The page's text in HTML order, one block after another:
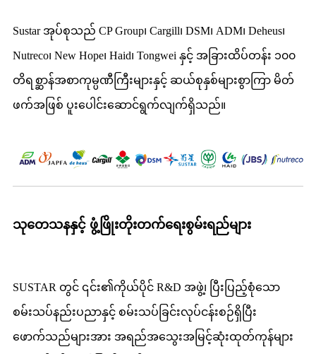
Sustar အုပ်စုသည် CP Group၊ Cargill၊ DSM၊ ADM၊ Deheus၊
Nutreco၊ New Hope၊ Haid၊ Tongwei နှင့် အခြားထိပ်တန်း ၁၀၀
တိရစ္ဆာန်အစာကုမ္ပဏီကြီးများနှင့် ဆယ်စုနှစ်များစွာကြာ မိတ်
ဖက်အဖြစ် ပူးပေါင်းဆောင်ရွက်လျက်ရှိသည်။
သုတေသနနှင့် ဖွံ့ဖြိုးတိုးတက်ရေးစွမ်းရည်များ
SUSTAR တွင် ၎င်း၏ကိုယ်ပိုင် R&D အဖွဲ့၊ ပြီးပြည့်စုံသော
စမ်းသပ်နည်းပညာနှင့် စမ်းသပ်ခြင်းလုပ်ငန်းစဉ်ရှိပြီး
ဖောက်သည်များအား အရည်အသွေးအမြင့်ဆုံးထုတ်ကုန်များ